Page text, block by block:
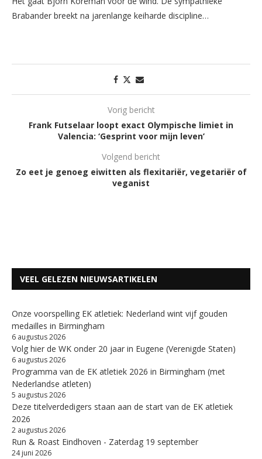
Brabander breekt na jarenlange keiharde discipline…
Vorig bericht
Frank Futselaar loopt exact Olympische limiet in
Valencia: ‘Gesprint voor mijn leven’
Volgend bericht
Zo eet je genoeg eiwitten als flexitariër, vegetariër of
veganist
VEEL GELEZEN NIEUWSARTIKELEN
Onze voorspelling EK atletiek: Nederland wint vijf gouden
medailles in Birmingham
6 augustus 2026
Volg hier de WK onder 20 jaar in Eugene (Verenigde Staten)
6 augustus 2026
Programma van de EK atletiek 2026 in Birmingham (met
Nederlandse atleten)
5 augustus 2026
Deze titelverdedigers staan aan de start van de EK atletiek
2026
2 augustus 2026
Run & Roast Eindhoven - Zaterdag 19 september
24 juni 2026